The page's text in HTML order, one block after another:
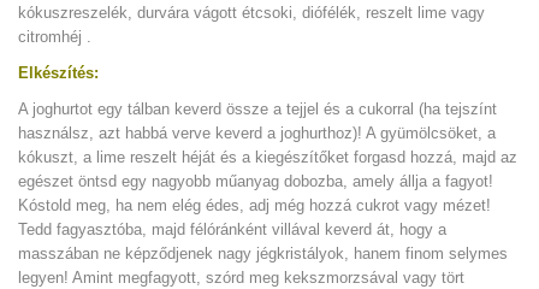
kókuszreszelék, durvára vágott étcsoki, diófélék, reszelt lime vagy
citromhéj .
Elkészítés:
A joghurtot egy tálban keverd össze a tejjel és a cukorral (ha tejszínt
használsz, azt habbá verve keverd a joghurthoz)! A gyümölcsöket, a
kókuszt, a lime reszelt héját és a kiegészítőket forgasd hozzá, majd az
egészet öntsd egy nagyobb műanyag dobozba, amely állja a fagyot!
Kóstold meg, ha nem elég édes, adj még hozzá cukrot vagy mézet!
Tedd fagyasztóba, majd félóránként villával keverd át, hogy a
masszában ne képződjenek nagy jégkristályok, hanem finom selymes
legyen! Amint megfagyott, szórd meg kekszmorzsával vagy tört